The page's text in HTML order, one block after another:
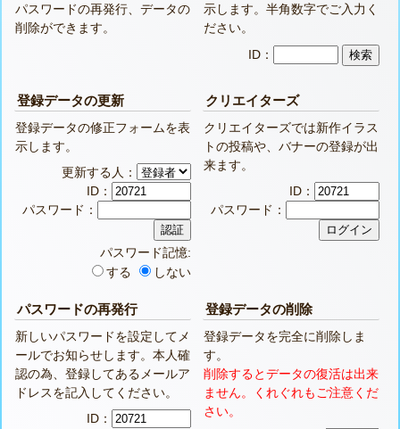
パスワードの再発行、データの
削除ができます。
示します。半角数字でご入力く
ださい。
ID：
登録データの更新
登録データの修正フォームを表
示します。
更新する人：
ID：
パスワード：
パスワード記憶:
する
しない
クリエイターズ
クリエイターズでは新作イラス
トの投稿や、バナーの登録が出
来ます。
ID：
パスワード：
パスワードの再発行
新しいパスワードを設定してメ
ールでお知らせします。本人確
認の為、登録してあるメールア
ドレスを記入してください。
ID：
登録データの削除
登録データを完全に削除しま
す。
削除するとデータの復活は出来
ません。くれぐれもご注意くだ
さい。